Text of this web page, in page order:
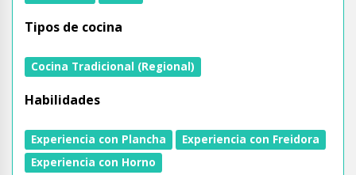
Tipos de cocina
Cocina Tradicional (Regional)
Habilidades
Experiencia con Plancha
Experiencia con Freidora
Experiencia con Horno